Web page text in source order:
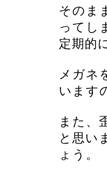
そのま
ってし
定期的
メガネ
います
また、
と思い
ょう。